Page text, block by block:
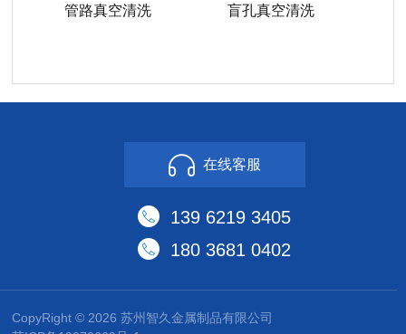
管路真空清洗 盲孔真空清洗
在线客服
139 6219 3405
180 3681 0402
CopyRight © 2026 苏州智久金属制品有限公司